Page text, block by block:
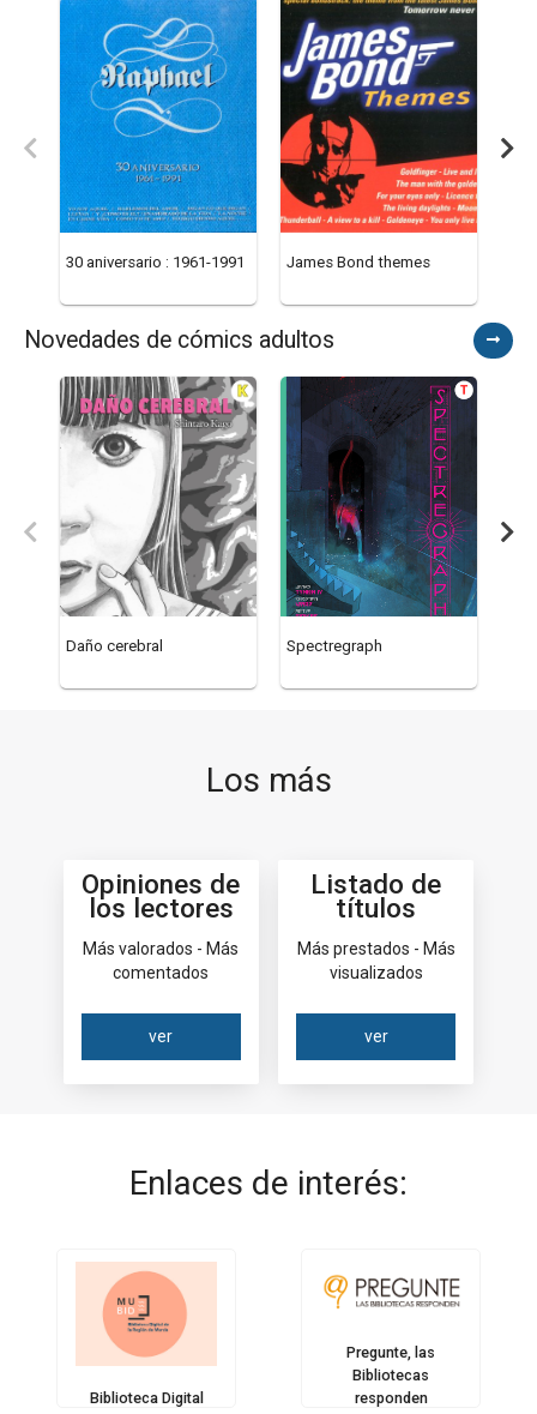
30 aniversario : 1961-1991 James Bond themes
Novedades de cómics adultos
Daño cerebral Spectregraph
Los más
Opiniones de
los lectores
Más valorados - Más
comentados
ver
Listado de
títulos
Más prestados - Más
visualizados
ver
Enlaces de interés:
Biblioteca Digital
Pregunte, las
Bibliotecas
responden